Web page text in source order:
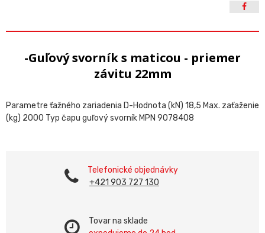
-Guľový svorník s maticou - priemer
závitu 22mm
Parametre ťažného zariadenia D-Hodnota (kN) 18,5 Max. zaťaženie
(kg) 2000 Typ čapu guľový svorník MPN 9078408
Telefonické objednávky
+421 903 727 130
Tovar na sklade